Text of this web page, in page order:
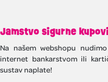
Jamstvo sigurne
Na našem webshopu
internet bankarstvom ili
sustav naplate!